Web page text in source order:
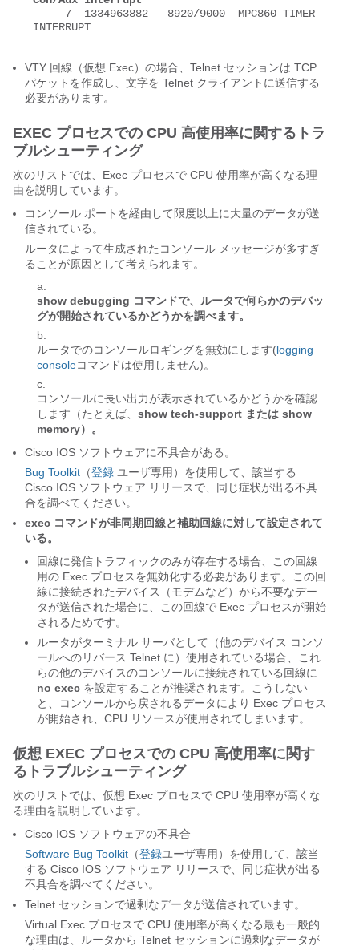
INTERRUPT
VTY 回線（仮想 Exec）の場合、Telnet セッションは TCP
パケットを作成し、文字を Telnet クライアントに送信する
必要があります。
EXEC プロセスでの CPU 高使用率に関するトラ
ブルシューティング
次のリストでは、Exec プロセスで CPU 使用率が高くなる理
由を説明しています。
コンソール ポートを経由して限度以上に大量のデータが送
信されている。
ルータによって生成されたコンソール メッセージが多すぎ
ることが原因として考えられます。
show debugging コマンドで、ルータで何らかのデバッ
グが開始されているかどうかを調べます。
ルータでのコンソールロギングを無効にします(logging
consoleコマンドは使用しません)。
コンソールに長い出力が表示されているかどうかを確認
します（たとえば、 show tech-support または show
memory）。
Cisco IOS ソフトウェアに不具合がある。
Bug Toolkit （登録 ユーザ専用）を使用して、該当する
Cisco IOS ソフトウェア リリースで、同じ症状が出る不具
合を調べてください。
exec コマンドが非同期回線と補助回線に対して設定されて
いる。
回線に発信トラフィックのみが存在する場合、この回線
用の Exec プロセスを無効化する必要があります。この回
線に接続されたデバイス（モデムなど）から不要なデー
タが送信された場合に、この回線で Exec プロセスが開始
されるためです。
ルータがターミナル サーバとして（他のデバイス コンソ
ールへのリバース Telnet に）使用されている場合、これ
らの他のデバイスのコンソールに接続されている回線に
no exec を設定することが推奨されます。こうしない
と、コンソールから戻されるデータにより Exec プロセス
が開始され、CPU リソースが使用されてしまいます。
仮想 EXEC プロセスでの CPU 高使用率に関す
るトラブルシューティング
次のリストでは、仮想 Exec プロセスで CPU 使用率が高くな
る理由を説明しています。
Cisco IOS ソフトウェアの不具合
Software Bug Toolkit （登録ユーザ専用）を使用して、該当
する Cisco IOS ソフトウェア リリースで、同じ症状が出る
不具合を調べてください。
Telnet セッションで過剰なデータが送信されています。
Virtual Exec プロセスで CPU 使用率が高くなる最も一般的
な理由は、ルータから Telnet セッションに過剰なデータが